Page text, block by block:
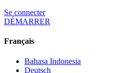
Se connecter
DÉMARRER
Français
Bahasa Indonesia
Deutsch